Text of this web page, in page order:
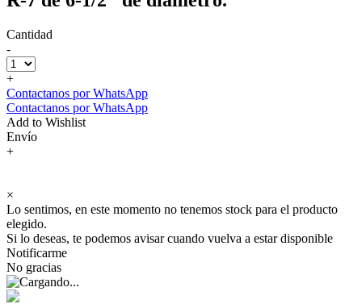
Cantidad
-
+
Contactanos por WhatsApp
Contactanos por WhatsApp
Add to Wishlist
Envío
+
×
Lo sentimos, en este momento no tenemos stock para el producto
elegido.
Si lo deseas, te podemos avisar cuando vuelva a estar disponible
Notificarme
No gracias